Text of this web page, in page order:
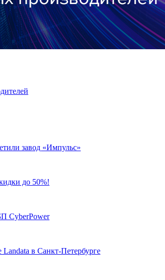
завод «Импульс»
до 50%!
CyberPower
в Санкт-Петербурге